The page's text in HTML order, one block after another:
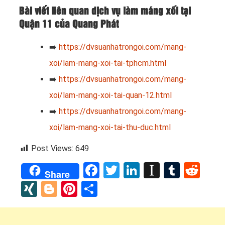
Bài viết liên quan dịch vụ làm máng xối tại
Quận 11 của Quang Phát
➡️ https://dvsuanhatrongoi.com/mang-
xoi/lam-mang-xoi-tai-tphcm.html
➡️ https://dvsuanhatrongoi.com/mang-
xoi/lam-mang-xoi-tai-quan-12.html
➡️ https://dvsuanhatrongoi.com/mang-
xoi/lam-mang-xoi-tai-thu-duc.html
Post Views: 649
Share Facebook
Twitter
LinkedIn
XINGBloggerPinterest